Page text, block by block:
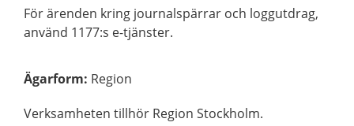
För ärenden kring journalspärrar och loggutdrag,
använd 1177:s e-tjänster.
Ägarform: Region
Verksamheten tillhör Region Stockholm.